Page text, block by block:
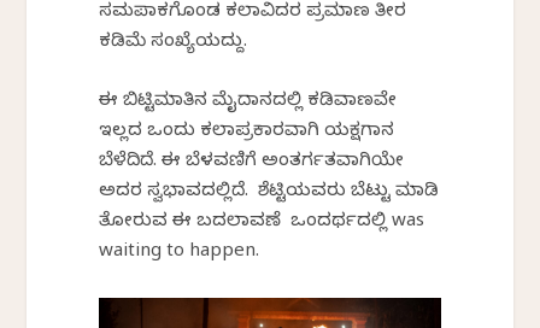
ಸಮಪಾಕಗೊಂಡ ಕಲಾವಿದರ ಪ್ರಮಾಣ ತೀರ
ಕಡಿಮೆ ಸಂಖ್ಯೆಯದ್ದು.
ಈ ಬಿಟ್ಟಿಮಾತಿನ ಮೈದಾನದಲ್ಲಿ ಕಡಿವಾಣವೇ
ಇಲ್ಲದ ಒಂದು ಕಲಾಪ್ರಕಾರವಾಗಿ ಯಕ್ಷಗಾನ
ಬೆಳೆದಿದೆ. ಈ ಬೆಳವಣಿಗೆ ಅಂತರ್ಗತವಾಗಿಯೇ
ಅದರ ಸ್ವಭಾವದಲ್ಲಿದೆ. ಶೆಟ್ಟಿಯವರು ಬೆಟ್ಟು ಮಾಡಿ
ತೋರುವ ಈ ಬದಲಾವಣೆ ಒಂದರ್ಥದಲ್ಲಿ was
waiting to happen.